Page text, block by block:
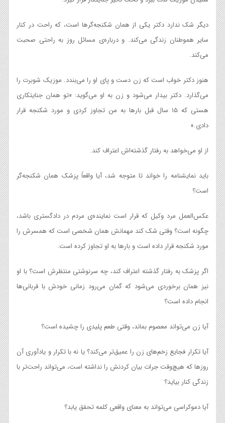
دیگر شک ندارد دکتر یکی از همان شکنجه‌گرها است، که راحت در کنار
سایر هموطنان زندگی می‌کند. و درباره‌ی مسائل روز به راحتی صحبت
می‌کند.
هنوز دکتر خواب است که زن دست و پای او را می‌بندد. موزیک شوبرت را
می‌گذارد. دکتر بیدار می‌شود و زن به او می‌گوید: «تو همان جنایتکاری
هستی که ۱۵ سال قبل بارها به من تجاوز کردی و مورد شکنجه قرار
دادی.»
از او می‌خواهد به رفتار گذشته‌اش اعتراف کند.
باید نمایشنامه را خواند تا متوجه شد، آیا واقعاً پزشک همان شکنجه‌گر
است؟
عکس‌العمل مرد وکیل که قرار است نماینده‌ی مردم در دادگستری باشد،
چگونه است؟ وقتی شک کند مهمانش همان شخصی است که همسرش را
مورد شکنجه قرار داده است و بارها به او تجاوز کرده است.
اگر پزشک به رفتار گذشته اعتراف کند، چه سرنوشتی منتظرش است؟ با او
نیز همان برخوردی می‌شود که گمان می‌رود زمانی خودش با قربانی‌ها
انجام داده است؟
آیا زن می‌تواند معصوم بماند، وقتی طعم پلیدی را چشیده است؟
آیا تکرار فجایع زخم‌های زن را عمیق‌تر می‌کند؟ یا نه با تکرار و یادآوری آن
روزها که هیچ‌وقت جرات بیان کردنش را نداشته است، می‌تواند راحت‌تر با
زندگی کنار بیاید؟
آیا دموکراسی می‌تواند به معنای واقعی کلمه تحقق یابد؟